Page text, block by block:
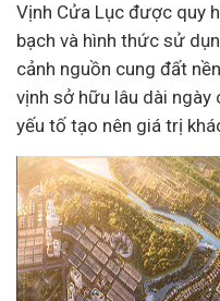
Vịnh Cửa Lục được quy
bạch và hình thức sử
cảnh nguồn cung đất
vịnh sở hữu lâu dài ngày
yếu tố tạo nên giá trị